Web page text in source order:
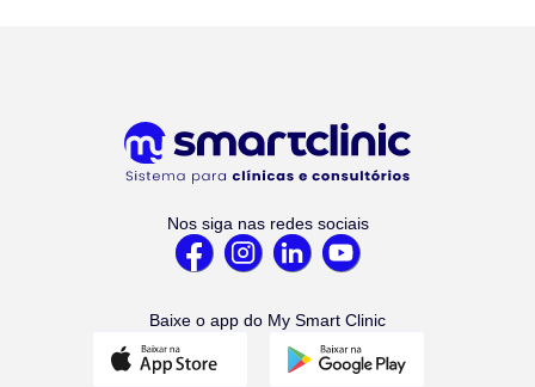
Nos siga nas redes sociais
Baixe o app do My Smart Clinic